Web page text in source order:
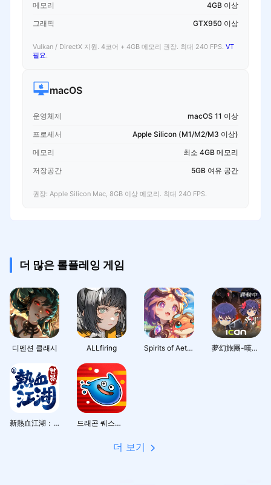
메모리
4GB 이상
그래픽
GTX950 이상
Vulkan / DirectX 지원. 4코어 + 4GB 메모리 권장. 최대 240 FPS. VT
필요.
macOS
운영체제
macOS 11 이상
프로세서
Apple Silicon (M1/M2/M3 이상)
메모리
최소 4GB 메모리
저장공간
5GB 여유 공간
권장: Apple Silicon Mac, 8GB 이상 메모리. 최대 240 FPS.
더 많은 롤플레잉 게임
디멘션 클래시 ALLfiring Spirits of Aetheria 夢幻旅團-嘆氣的亡靈想隱退聯動
新熱血江湖：世界 드래곤 퀘스트 스매시 그로우 드퀘 로그라이트 RPG
더 보기